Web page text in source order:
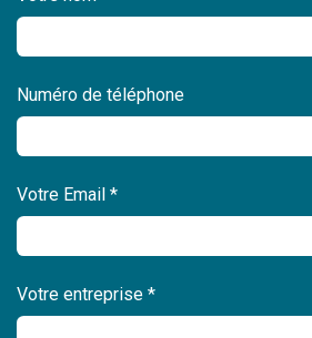
Numéro de téléphone
Votre Email *
Votre entreprise *